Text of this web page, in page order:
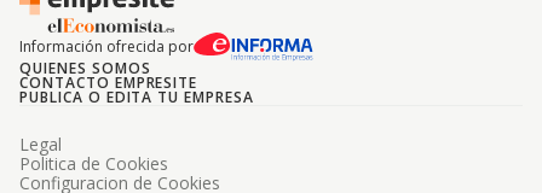
Información ofrecida por
QUIENES SOMOS
CONTACTO EMPRESITE
PUBLICA O EDITA TU EMPRESA
Legal
Politica de Cookies
Configuracion de Cookies